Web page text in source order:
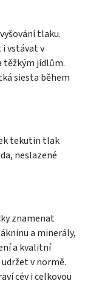
tlaku.
i vstávat v
těžkým jídlům.
siesta během
tekutin tlak
neslazené
znamenat
a minerály,
a kvalitní
v normě.
cév i celkovou